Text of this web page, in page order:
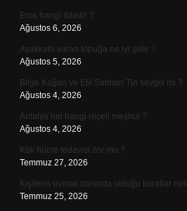
Erok hangi ildedir ?
Ağustos 6, 2026
Ayakkabı vuran topuğa ne iyi gelir ?
Ağustos 5, 2026
Bilge Kağan ve Etil Salman Tin sevgili mi ?
Ağustos 4, 2026
Antalya’nın hangi reçeli meşhur ?
Ağustos 4, 2026
Kök hücre tedavisi zor mu ?
Temmuz 27, 2026
Kişilerin uymak zorunda olduğu kurallar
Temmuz 25, 2026